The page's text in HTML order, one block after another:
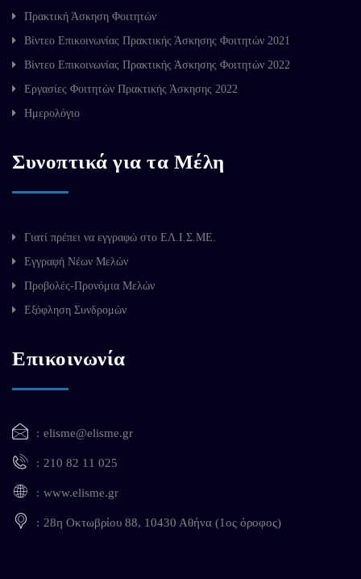
Πρακτική Άσκηση Φοιτητών
Βίντεο Επικοινωνίας Πρακτικής Άσκησης Φοιτητών 2021
Βίντεο Επικοινωνίας Πρακτικής Άσκησης Φοιτητών 2022
Εργασίες Φοιτητών Πρακτικής Άσκησης 2022
Ημερολόγιο
Συνοπτικά για τα Μέλη
Γιατί πρέπει να εγγραφώ στο ΕΛ.Ι.Σ.ΜΕ.
Εγγραφή Νέων Μελών
Προβολές-Προνόμια Μελών
Εξόφληση Συνδρομών
Επικοινωνία
elisme@elisme.gr
210 82 11 025
www.elisme.gr
28η Οκτωβρίου 88, 10430 Αθήνα (1ος όροφος)